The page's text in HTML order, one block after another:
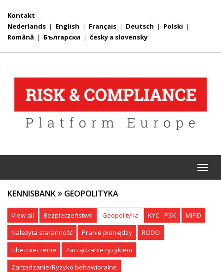
Kontakt
Nederlands | English | Français | Deutsch | Polski |
Română | Български | česky a slovensky
KENNISBANK GEOPOLITYKA
View all Bezpieczeństwo Geopolityka KYC - PSK
MiFID
Należyta staranność
Pranie pieniędzy
RODO
Ubezpieczenie
Zarządzanie ryzykiem
Zarządzanie/Ryzyko behawioralne